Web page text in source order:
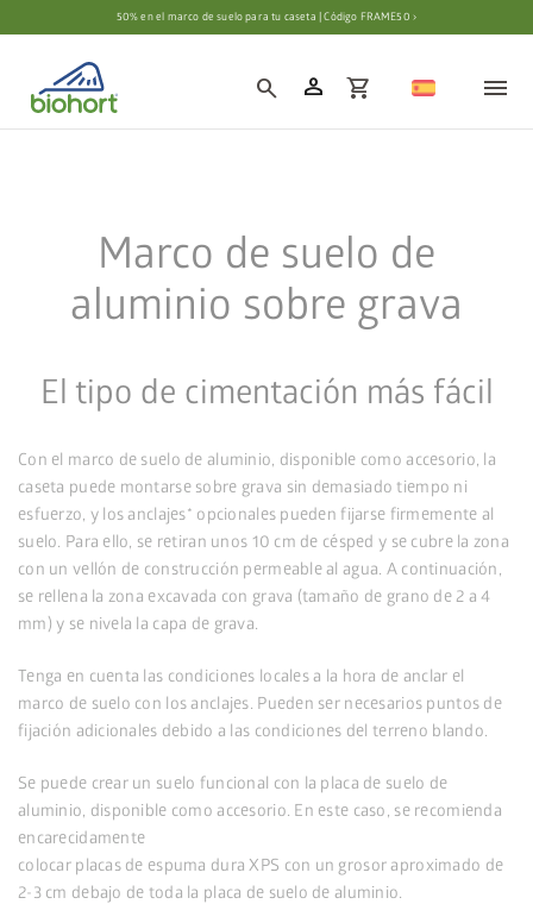
Configuración de cookies50% en el marco de suelo para tu caseta | Código FRAME50 ›
search person shopping_cart
Marco de suelo de
aluminio sobre grava
El tipo de cimentación más fácil
Con el marco de suelo de aluminio, disponible como accesorio, la
caseta puede montarse sobre grava sin demasiado tiempo ni
esfuerzo, y los anclajes* opcionales pueden fijarse firmemente al
suelo. Para ello, se retiran unos 10 cm de césped y se cubre la zona
con un vellón de construcción permeable al agua. A continuación,
se rellena la zona excavada con grava (tamaño de grano de 2 a 4
mm) y se nivela la capa de grava.
Tenga en cuenta las condiciones locales a la hora de anclar el
marco de suelo con los anclajes. Pueden ser necesarios puntos de
fijación adicionales debido a las condiciones del terreno blando.
Se puede crear un suelo funcional con la placa de suelo de
aluminio, disponible como accesorio. En este caso, se recomienda
encarecidamente
colocar placas de espuma dura XPS con un grosor aproximado de
2-3 cm debajo de toda la placa de suelo de aluminio.